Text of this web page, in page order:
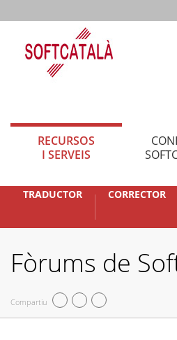
RECURSOS
I SERVEIS
TRADUCTOR CORRECTOR
Fòrums de
Compartiu